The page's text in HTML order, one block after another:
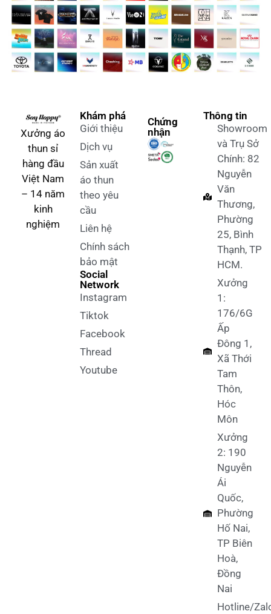
Xưởng áo
thun sỉ
hàng đầu
Việt Nam
– 14 năm
kinh
nghiệm
Khám phá
Giới thiệu
Dịch vụ
Sản xuất
áo thun
theo yêu
cầu
Liên hệ
Chính sách
bảo mật
Social
Network
Instagram
Tiktok
Facebook
Thread
Youtube
Chứng
nhận
Thông tin
Showroom
và Trụ Sở
Chính: 82
Nguyễn
Văn
Thương,
Phường
25, Bình
Thạnh, TP
HCM.
Xưởng
1:
176/6G
Ấp
Đông 1,
Xã Thới
Tam
Thôn,
Hóc
Môn
Xưởng
2: 190
Nguyễn
Ái
Quốc,
Phường
Hố Nai,
TP Biên
Hoà,
Đồng
Nai
Hotline/